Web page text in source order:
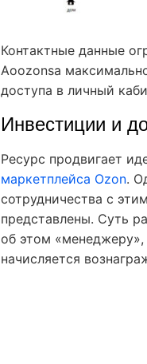
Контактные данные
Aoozonsa
доступа в личный
Инвестиции и
Ресурс продвигает
маркетплейса Ozon.
сотрудничества с
представлены. Суть
об этом «менеджеру»,
начисляется